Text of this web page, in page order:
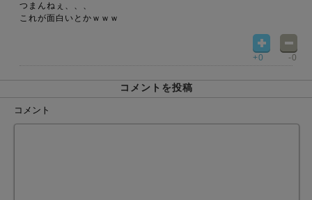
つまんねぇ、、、
これが面白いとかｗｗｗ
+0 -0
コメントを投稿
コメント